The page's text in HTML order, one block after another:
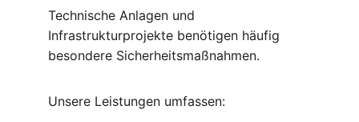
Technische Anlagen und
Infrastrukturprojekte benötigen häufig
besondere Sicherheitsmaßnahmen.
Unsere Leistungen umfassen: